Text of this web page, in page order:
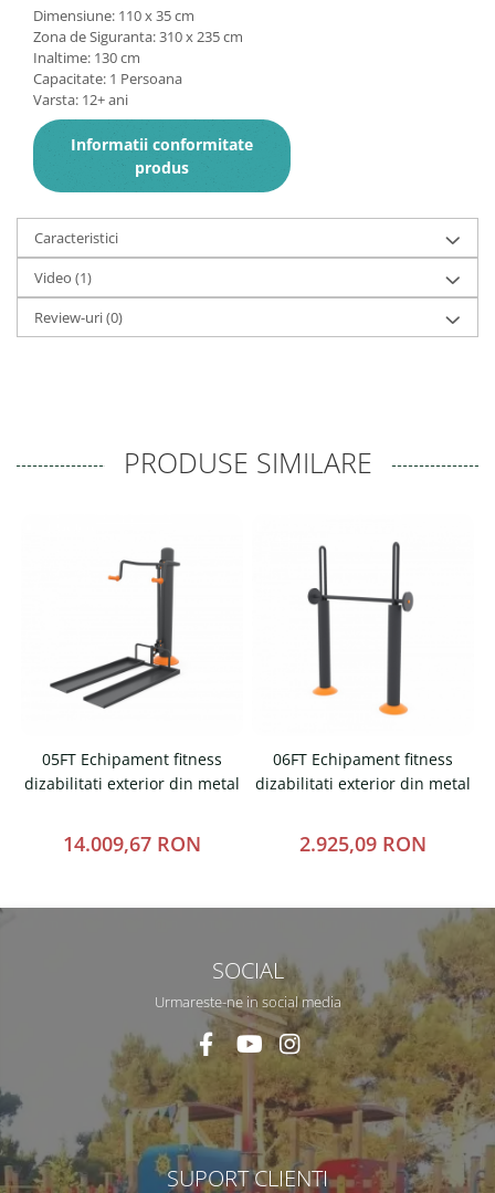
Dimensiune: 110 x 35 cm
Zona de Siguranta: 310 x 235 cm
Inaltime: 130 cm
Capacitate: 1 Persoana
Varsta: 12+ ani
Informatii conformitate
produs
Caracteristici
Video (1)
Review-uri(0)
PRODUSE SIMILARE
05FT Echipament fitness
dizabilitati exterior din metal
14.009,67 RON
06FT Echipament fitness
dizabilitati exterior din metal
2.925,09 RON
SOCIAL
Urmareste-ne in social media
SUPORT CLIENTI